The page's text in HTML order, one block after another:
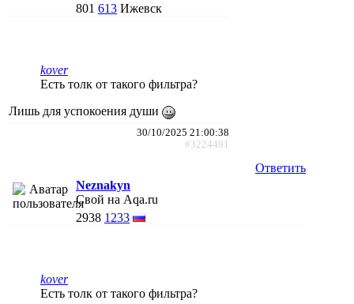
801 613 Ижевск
kover
Есть толк от такого фильтра?
Лишь для успокоения души
30/10/2025 21:00:38
#3224491
Ответить
Neznakyn
Свой на Aqa.ru
2938 1233
kover
Есть толк от такого фильтра?